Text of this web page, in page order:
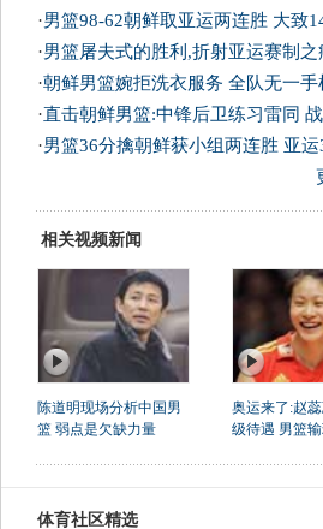
·男篮98-62朝鲜取亚运两连胜 大致
·男篮屠夫式的胜利,折射亚运赛制之
·朝鲜男篮婉拒洗衣服务 全队无一
·直击朝鲜男篮:中锋后卫练习雷同
·男篮36分擒朝鲜获小组两连胜 亚
相关视频新闻
陈道明现场分析中国男
篮 弱点是欠缺力量
奥运来了:赵
级待遇 男篮
体育社区精选